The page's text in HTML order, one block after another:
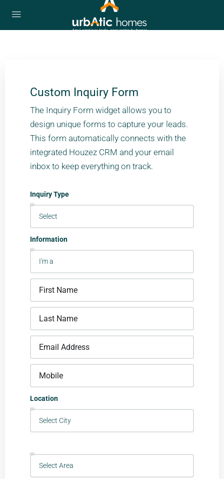
Custom Inquiry Form
The Inquiry Form widget allows you to
design unique forms to capture your leads.
This form automatically connects with the
integrated Houzez CRM and your email
inbox to keep everything on track.
Inquiry Type
Information
Location